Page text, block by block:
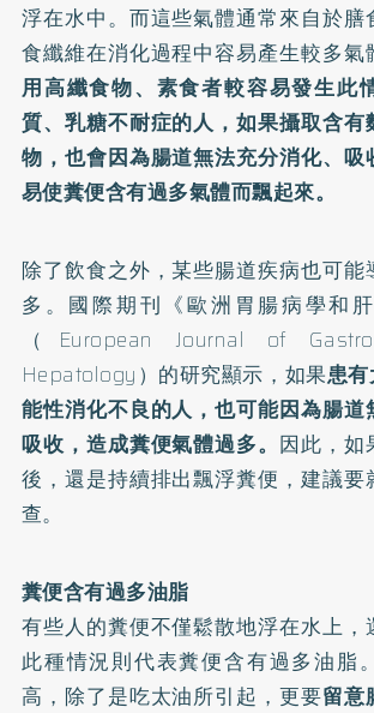
浮在水中。而這些氣體通常來自於膳
食纖維在消化過程中容易產生較多氣
用高纖食物、素食者較容易發生此
質、乳糖不耐症的人，如果攝取含有
物，也會因為腸道無法充分消化、吸
易使糞便含有過多氣體而飄起來。
除了飲食之外，某些腸道疾病也可能
多。國際期刊《歐洲胃腸病學和
（European Journal of
Hepatology）的研究顯示，如果患
能性消化不良的人，也可能因為腸道
吸收，造成糞便氣體過多。 因此，如
後，還是持續排出飄浮糞便，建議要
查。
糞便含有過多油脂
有些人的糞便不僅鬆散地浮在水上，
此種情況則代表糞便含有過多油脂
高，除了是吃太油所引起，更要留意